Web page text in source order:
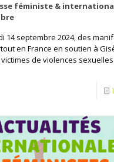
féministe &
14 septembre 2024, des
en France en soutien à
de violences sexuelles.